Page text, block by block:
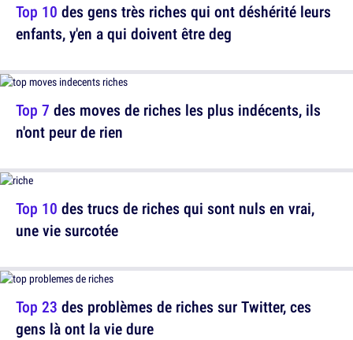
Top 7 des moves de riches les plus indécents, ils
n'ont peur de rien
Top 23 des problèmes de riches sur Twitter, ces
gens là ont la vie dure
Top 10 des gens très riches qui ont déshérité leurs
enfants, y'en a qui doivent être deg
Top 10 des trucs de riches qui sont nuls en vrai,
une vie surcotée